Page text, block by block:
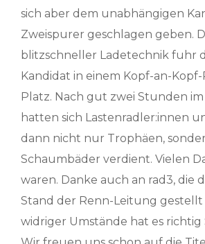
sich aber dem unabhängigen
Zweispurer geschlagen geben.
blitzschneller Ladetechnik fuhr
Kandidat in einem Kopf-an-Kopf-
Platz. Nach gut zwei Stunden
hatten sich Lastenradler:innen
dann nicht nur Trophäen,
Schaumbäder verdient. Vielen
waren. Danke auch an rad3, die
Stand der Renn-Leitung gestellt
widriger Umstände hat es richtig